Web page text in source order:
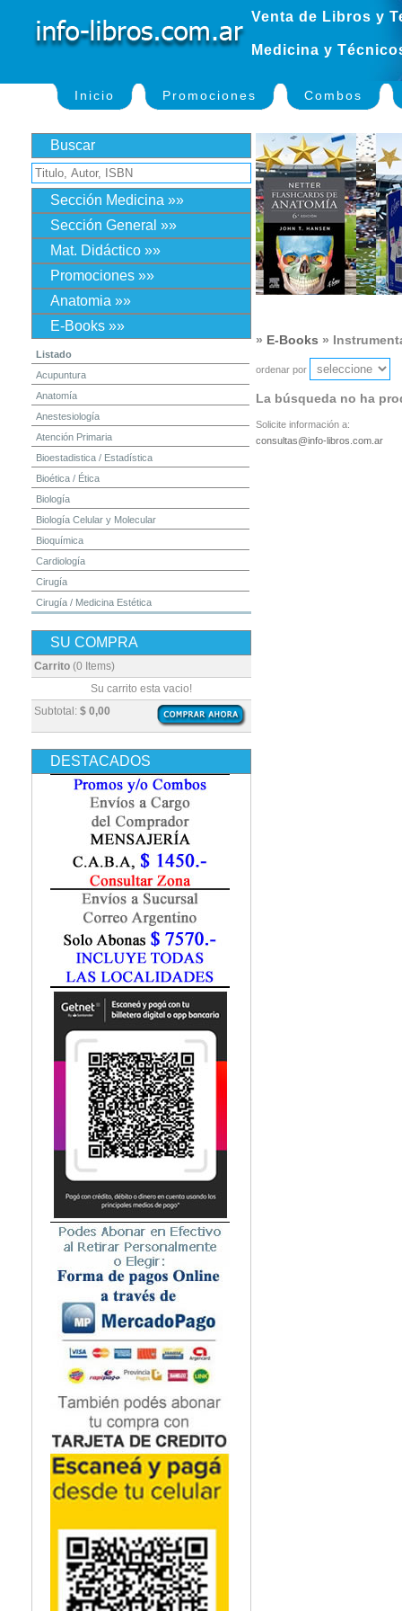
Venta de Libros y
Medicina y
Inicio Promociones Combos
Buscar
Sección Medicina »»
Sección General »»
Mat. Didáctico »»
Promociones »»
Anatomia »»
E-Books »»
Listado
Acupuntura
Anatomía
Anestesiología
Atención Primaria
Bioestadistica / Estadística
Bioética / Ética
Biología
Biología Celular y Molecular
Bioquímica
Cardiología
Cirugía
Cirugía / Medicina Estética
Dermatología
Diagnóstico por Imagen / Radiología
Embriología
Enfermería
Epidemiología
Farmacia / Farmacología
Fisiatría / Kinesiología
Fisiología / Fisiopatología
Fonoaudiología
Gastroenterología
Geriatría
Ginecología / Obstetricia
Hematología
Histología
Homeopatía
Infectología
Inmunología
Instrumentación Quirurgica
Medicina del Deporte / Rehabilitación
Medicina Emergencias / Urgencias
Medicina Forense / Legal
Medicina General
Medicina Interna
Microbiología
Nefrología
Neonatología / Pediatría
Neumología
Neuroanatomía / Neurociencia
Neurocirugía
Neurología
Nutrición
Odontología
Oftalmología
Oncología / Cuidados Paliativos
Ortopedía / Traumatología
Osteopatía
Otorrinolaringología
Podología
Psicología
Psiquiatría
Química
SU COMPRA
Carrito (0 Items)
Subtotal: $ 0,00
Su carrito esta vacio!
DESTACADOS
» E-Books »
ordenar por
La búsqueda no ha
Solicite información a:
consultas@info-libros.com.ar